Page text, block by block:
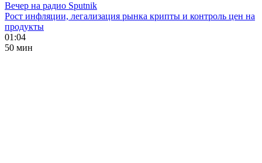
Вечер на радио Sputnik
Рост инфляции, легализация рынка крипты и контроль цен на
продукты
01:04
50 мин